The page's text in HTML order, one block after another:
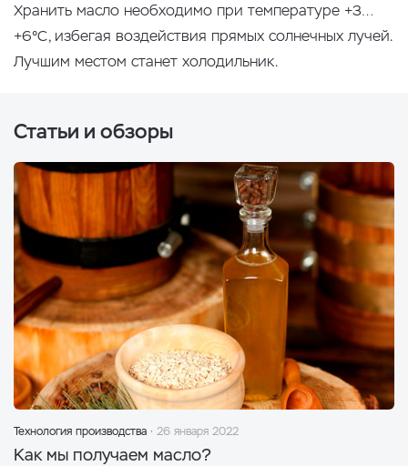
Хранить масло необходимо при температуре +3…
+6°С, избегая воздействия прямых солнечных лучей.
Лучшим местом станет холодильник.
Статьи и обзоры
Технология производства 26 января 2022
Как мы получаем масло?